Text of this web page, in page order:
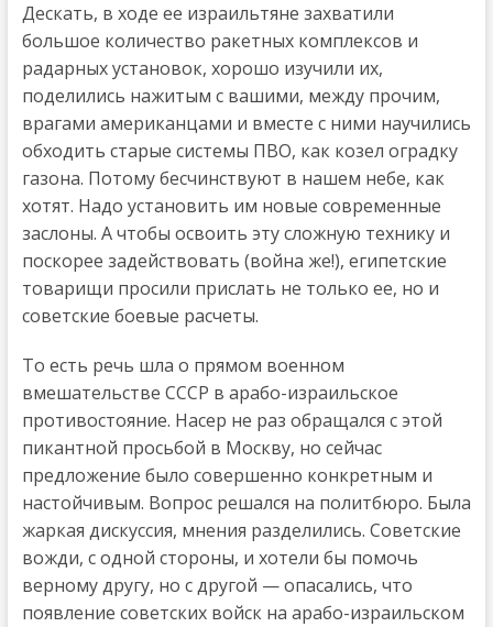
Дескать, в ходе ее израильтяне захватили
большое количество ракетных комплексов и
радарных установок, хорошо изучили их,
поделились нажитым с вашими, между прочим,
врагами американцами и вместе с ними научились
обходить старые системы ПВО, как козел оградку
газона. Потому бесчинствуют в нашем небе, как
хотят. Надо установить им новые современные
заслоны. А чтобы освоить эту сложную технику и
поскорее задействовать (война же!), египетские
товарищи просили прислать не только ее, но и
советские боевые расчеты.
То есть речь шла о прямом военном
вмешательстве СССР в арабо-израильское
противостояние. Насер не раз обращался с этой
пикантной просьбой в Москву, но сейчас
предложение было совершенно конкретным и
настойчивым. Вопрос решался на политбюро. Была
жаркая дискуссия, мнения разделились. Советские
вожди, с одной стороны, и хотели бы помочь
верному другу, но с другой — опасались, что
появление советских войск на арабо-израильском